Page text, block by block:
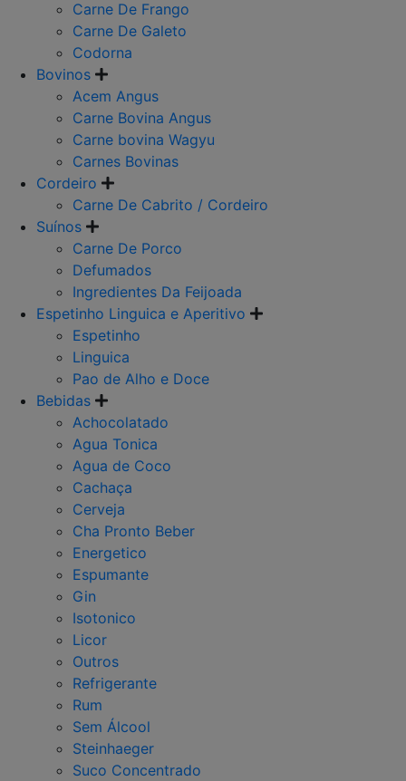
Carne De Frango
Carne De Galeto
Codorna
Bovinos
Acem Angus
Carne Bovina Angus
Carne bovina Wagyu
Carnes Bovinas
Cordeiro
Carne De Cabrito / Cordeiro
Suínos
Carne De Porco
Defumados
Ingredientes Da Feijoada
Espetinho Linguica e Aperitivo
Espetinho
Linguica
Pao de Alho e Doce
Bebidas
Achocolatado
Agua Tonica
Agua de Coco
Cachaça
Cerveja
Cha Pronto Beber
Energetico
Espumante
Gin
Isotonico
Licor
Outros
Refrigerante
Rum
Sem Álcool
Steinhaeger
Suco Concentrado